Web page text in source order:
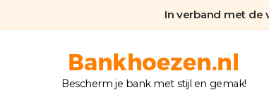
In verband met de
Bankhoezen.nl
Bescherm je bank met stijl en gemak!